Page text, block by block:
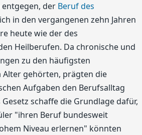
der Beruf des
in den vergangenen zehn Jahren
heute wie der des
Heilberufen. Da chronische und
zu den häufigsten
gehörten, prägten die
Aufgaben den Berufsalltag
schaffe die Grundlage dafür,
"ihren Beruf bundesweit
Niveau erlernen" könnten